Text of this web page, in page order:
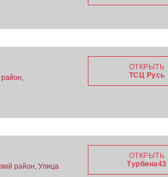
район,
ОТКРЫТЬ
ТСЦ Русь
район, Улица
ОТКРЫТЬ
Турбина43